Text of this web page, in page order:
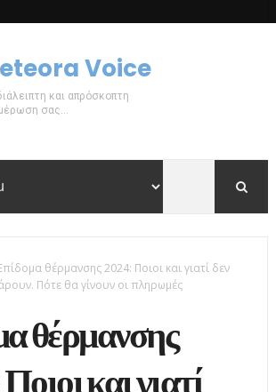
Voice
και απρόσκοπτη
σας...
θέρμανσης 2024: Ποιοι και γιατί δεν
Πότε θα γίνουν οι πληρωμές
θέρμανσης
και γιατί